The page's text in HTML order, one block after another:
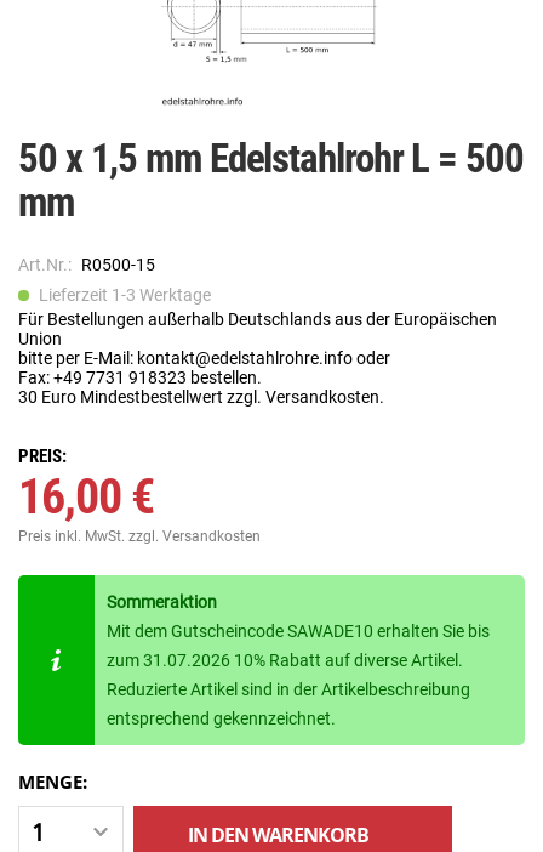
50 x 1,5 mm Edelstahlrohr L = 500
mm
Art.Nr.: R0500-15
Lieferzeit 1-3 Werktage
Für Bestellungen außerhalb Deutschlands aus der Europäischen
Union
bitte per E-Mail: kontakt@edelstahlrohre.info oder
Fax: +49 7731 918323 bestellen.
30 Euro Mindestbestellwert zzgl. Versandkosten.
PREIS:
16,00 €
Preis inkl. MwSt. zzgl. Versandkosten
Sommeraktion
Mit dem Gutscheincode SAWADE10 erhalten Sie bis
zum 31.07.2026 10% Rabatt auf diverse Artikel.
Reduzierte Artikel sind in der Artikelbeschreibung
entsprechend gekennzeichnet.
MENGE:
IN DENWARENKORB